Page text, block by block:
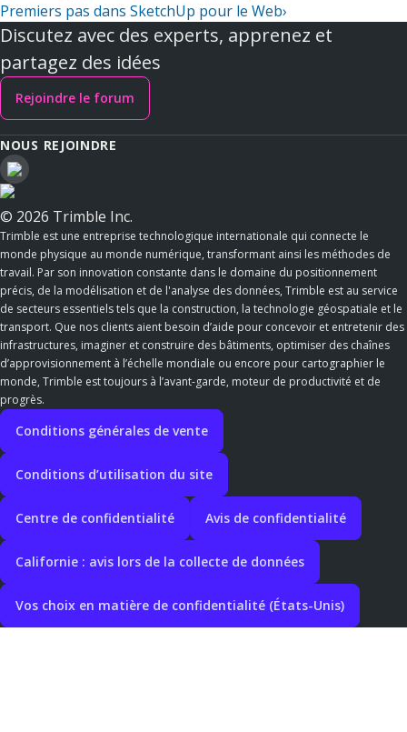
Premiers pas dans SketchUp pour le Web›
Discutez avec des experts, apprenez et
partagez des idées
Rejoindre le forum
NOUS REJOINDRE
© 2026 Trimble Inc.
Trimble est une entreprise technologique internationale qui connecte le
monde physique au monde numérique, transformant ainsi les méthodes de
travail. Par son innovation constante dans le domaine du positionnement
précis, de la modélisation et de l'analyse des données, Trimble est au service
de secteurs essentiels tels que la construction, la technologie géospatiale et le
transport. Que nos clients aient besoin d’aide pour concevoir et entretenir des
infrastructures, imaginer et construire des bâtiments, optimiser des chaînes
d’approvisionnement à l’échelle mondiale ou encore pour cartographier le
monde, Trimble est toujours à l’avant-garde, moteur de productivité et de
progrès.
Conditions générales de vente
Conditions d’utilisation du site
Centre de confidentialité Avis de confidentialité
Californie : avis lors de la collecte de données
Vos choix en matière de confidentialité (États-Unis)